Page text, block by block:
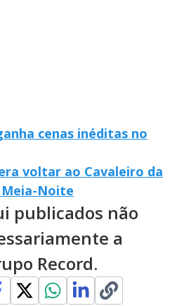
cenas inéditas no
voltar ao Cavaleiro da
Meia-Noite
publicados não
a
Record.